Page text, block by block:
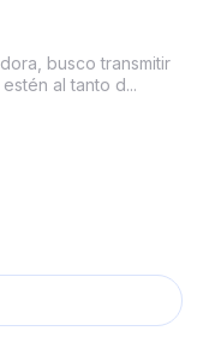
busco transmitir
al tanto d...